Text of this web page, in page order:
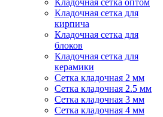
Кладочная сетка оптом
Кладочная сетка для
кирпича
Кладочная сетка для
блоков
Кладочная сетка для
керамики
Сетка кладочная 2 мм
Сетка кладочная 2.5 мм
Сетка кладочная 3 мм
Сетка кладочная 4 мм